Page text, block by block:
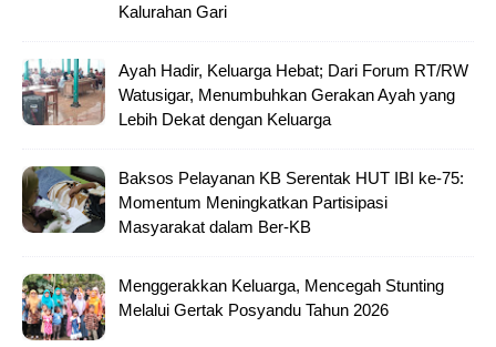
Kalurahan Gari
Ayah Hadir, Keluarga Hebat; Dari Forum RT/RW
Watusigar, Menumbuhkan Gerakan Ayah yang
Lebih Dekat dengan Keluarga
Baksos Pelayanan KB Serentak HUT IBI ke-75:
Momentum Meningkatkan Partisipasi
Masyarakat dalam Ber-KB
Menggerakkan Keluarga, Mencegah Stunting
Melalui Gertak Posyandu Tahun 2026